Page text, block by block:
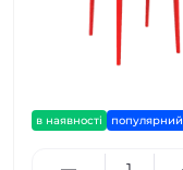
в наявності популярний